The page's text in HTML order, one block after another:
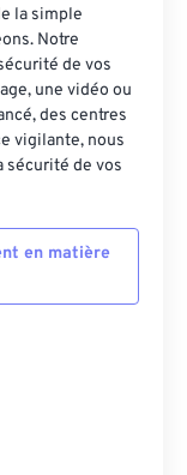
la simple
Notre
de vos
une vidéo ou
des centres
vigilante, nous
sécurité de vos
en matière